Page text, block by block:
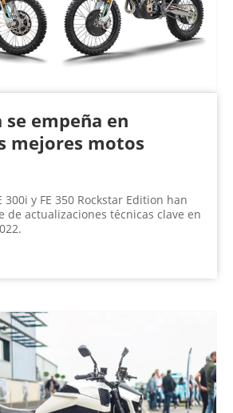
se empeña en
mejores motos
300i y FE 350 Rockstar Edition han
de actualizaciones técnicas clave en